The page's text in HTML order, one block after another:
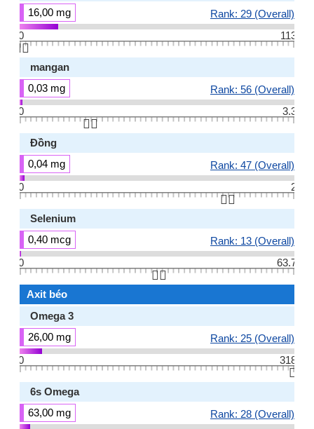
16,00 mg
Rank: 29 (Overall)
0
113
👆🏻
mangan
0,03 mg
Rank: 56 (Overall)
0
3.3
👆🏻
Đồng
0,04 mg
Rank: 47 (Overall)
0
2
👆🏻
Selenium
0,40 mcg
Rank: 13 (Overall)
0
63.7
👆🏻
Axit béo
Omega 3
26,00 mg
Rank: 25 (Overall)
0
318
👆🏻
6s Omega
63,00 mg
Rank: 28 (Overall)